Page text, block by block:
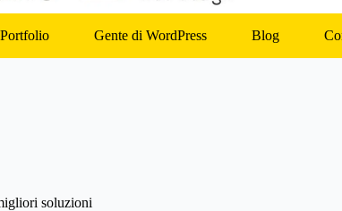
Portfolio Gente di WordPress Blog
soluzioni